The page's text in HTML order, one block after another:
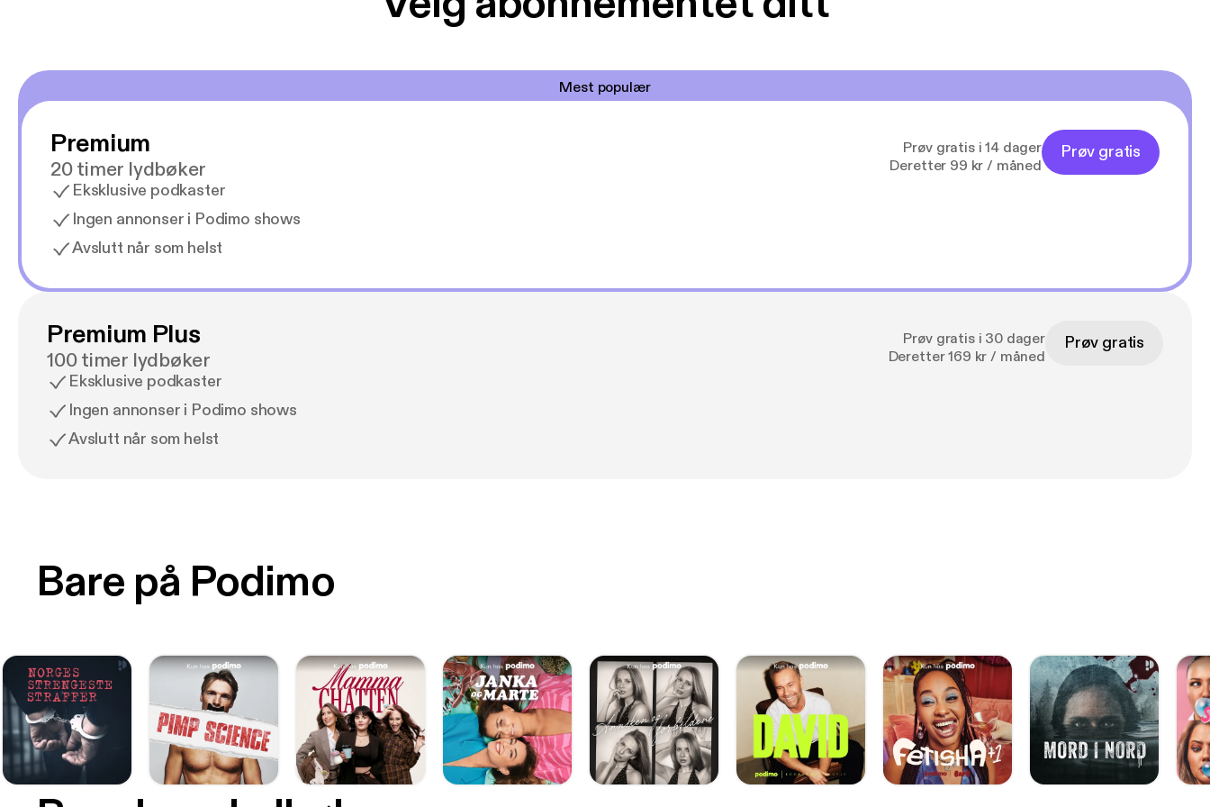
Mest populær
Premium
20 timer lydbøker
Eksklusive podkaster
Ingen annonser i Podimo shows
Avslutt når som helst
Prøv gratis i 14 dager
Deretter 99 kr / måned
Prøv gratis
Premium Plus
100 timer lydbøker
Eksklusive podkaster
Ingen annonser i Podimo shows
Avslutt når som helst
Prøv gratis i 30 dager
Deretter 169 kr / måned
Prøv gratis
Bare på Podimo